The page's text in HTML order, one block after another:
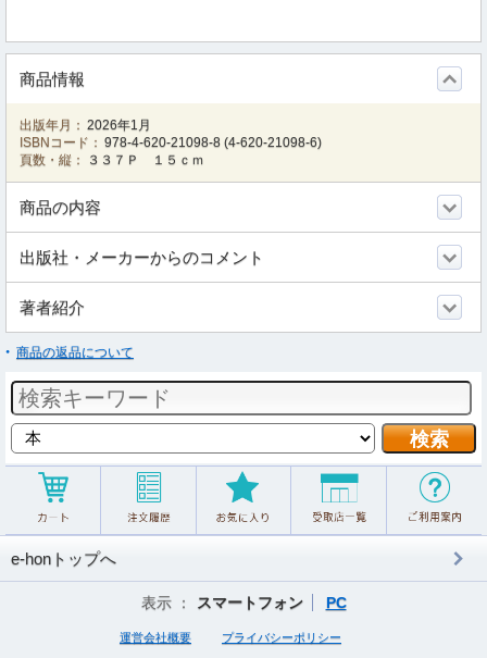
商品情報
出版年月： 2026年1月
ISBNコード： 978-4-620-21098-8 (4-620-21098-6)
頁数・縦：
３３７Ｐ １５ｃｍ
商品の内容
出版社・メーカーからのコメント
著者紹介
商品の返品について
e-honトップへ
表示 ： スマートフォン PC
運営会社概要 プライバシーポリシー